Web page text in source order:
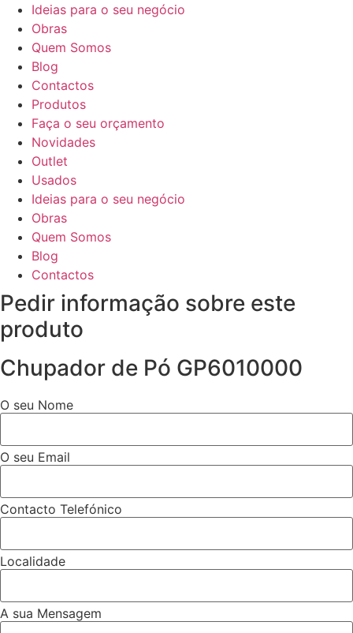
Ideias para o seu negócio
Obras
Quem Somos
Blog
Contactos
Produtos
Faça o seu orçamento
Novidades
Outlet
Usados
Ideias para o seu negócio
Obras
Quem Somos
Blog
Contactos
Pedir informação sobre este
produto
Chupador de Pó GP6010000
O seu Nome
O seu Email
Contacto Telefónico
Localidade
A sua Mensagem